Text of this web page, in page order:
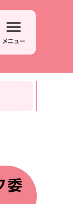
メニュー
委